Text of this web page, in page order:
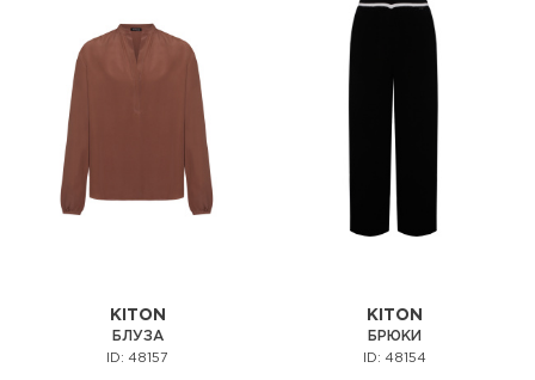
KITON
БЛУЗА
ID: 48157
KITON
БРЮКИ
ID: 48154